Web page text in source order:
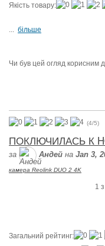
Якість товару:
більше
Чи був цей огляд корисним
(4/5)
ПОКЛЮЧИЛАСЬ К
за Андей на Jan 3,
камера Reolink DUO 2 4K
1 з
Загальний рейтинг: